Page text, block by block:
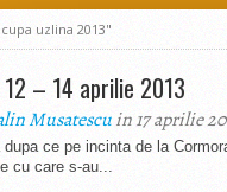
uzlina 2013"
– 14 aprilie 2013
Musatescuin 17 aprilie
ce pe incinta de la
cu care s-au...